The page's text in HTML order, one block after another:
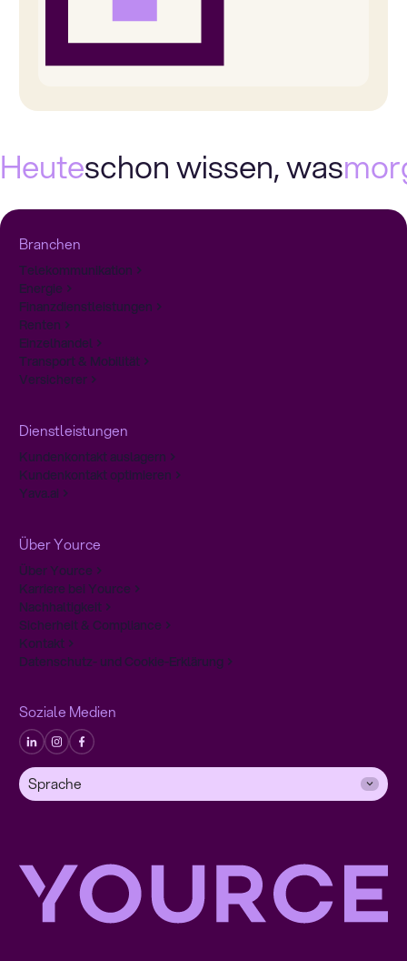
Heuteschon wissen, was
Branchen
Telekommunikation
Energie
Finanzdienstleistungen
Renten
Einzelhandel
Transport & Mobilität
Versicherer
Dienstleistungen
Kundenkontakt auslagern
Kundenkontakt optimieren
Yava.ai
Über Yource
Über Yource
Karriere bei Yource
Nachhaltigkeit
Sicherheit & Compliance
Kontakt
Datenschutz- und Cookie-Erklärung
Soziale Medien
Sprache